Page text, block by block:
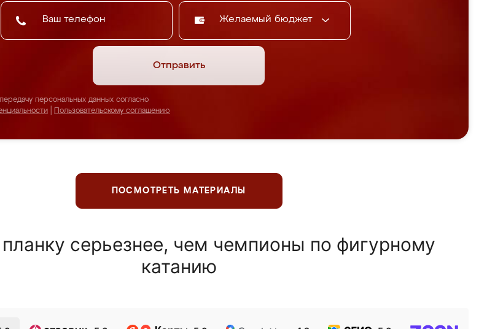
Желаемый бюджет
Отправить
персональных данных согласно
Пользовательскому соглашению
ПОСМОТРЕТЬ МАТЕРИАЛЫ
серьезнее, чем чемпионы по фигурному
катанию